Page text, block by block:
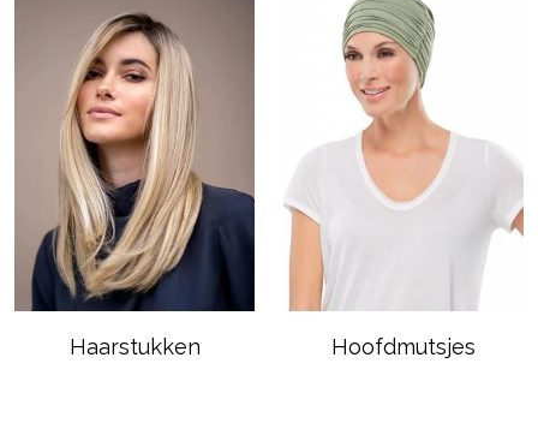
Haarstukken Hoofdmutsjes